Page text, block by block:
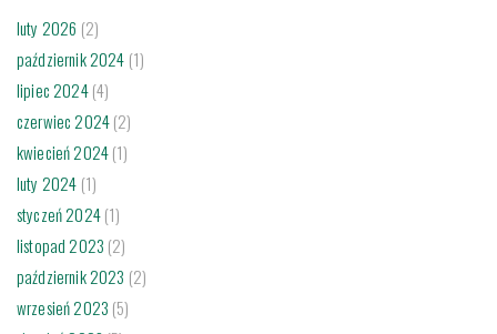
luty 2026 (2)
październik 2024 (1)
lipiec 2024(4)
czerwiec 2024(2)
kwiecień 2024(1)
luty 2024 (1)
styczeń 2024(1)
listopad 2023 (2)
październik 2023 (2)
wrzesień 2023 (5)